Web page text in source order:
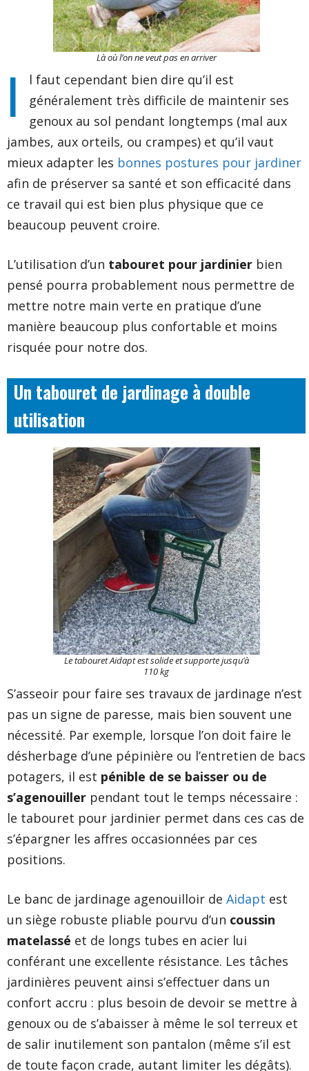
Là où l’on ne veut pas en arriver
I
l faut cependant bien dire qu’il est
généralement très difficile de maintenir ses
genoux au sol pendant longtemps (mal aux
jambes, aux orteils, ou crampes) et qu’il vaut
mieux adapter les bonnes postures pour jardiner
afin de préserver sa santé et son efficacité dans
ce travail qui est bien plus physique que ce
beaucoup peuvent croire.
L’utilisation d’un tabouret pour jardinier bien
pensé pourra probablement nous permettre de
mettre notre main verte en pratique d’une
manière beaucoup plus confortable et moins
risquée pour notre dos.
Un tabouret de jardinage à double
utilisation
Le tabouret Aidaptest solide et supporte jusqu’à
110 kg
S’asseoir pour faire ses travaux de jardinage n’est
pas un signe de paresse, mais bien souvent une
nécessité. Par exemple, lorsque l’on doit faire le
désherbage d’une pépinière ou l’entretien de bacs
potagers, il est pénible de se baisser ou de
s’agenouiller pendant tout le temps nécessaire :
le tabouret pour jardinier permet dans ces cas de
s’épargner les affres occasionnées par ces
positions.
Le banc de jardinage agenouilloir de Aidapt est
un siège robuste pliable pourvu d’un coussin
matelassé et de longs tubes en acier lui
conférant une excellente résistance. Les tâches
jardinières peuvent ainsi s’effectuer dans un
confort accru : plus besoin de devoir se mettre à
genoux ou de s’abaisser à même le sol terreux et
de salir inutilement son pantalon (même s’il est
de toute façon crade, autant limiter les dégâts).